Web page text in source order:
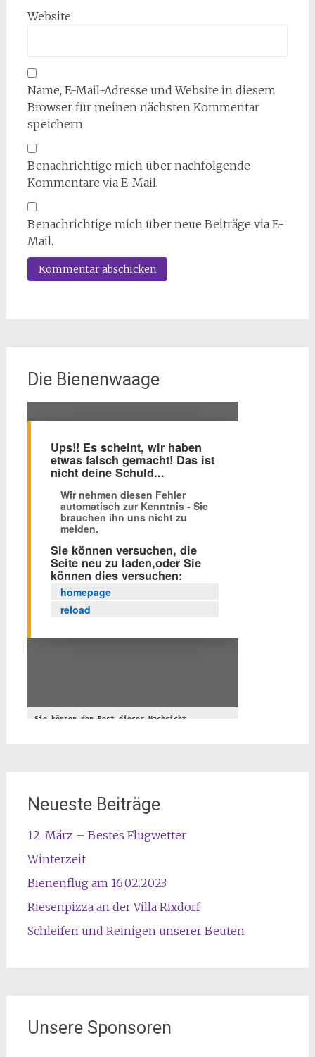
Website
Name, E-Mail-Adresse und Website in diesem
Browser für meinen nächsten Kommentar
speichern.
Benachrichtige mich über nachfolgende
Kommentare via E-Mail.
Benachrichtige mich über neue Beiträge via E-
Mail.
Die Bienenwaage
Neueste Beiträge
12. März – Bestes Flugwetter
Winterzeit
Bienenflug am 16.02.2023
Riesenpizza an der Villa Rixdorf
Schleifen und Reinigen unserer Beuten
Unsere Sponsoren